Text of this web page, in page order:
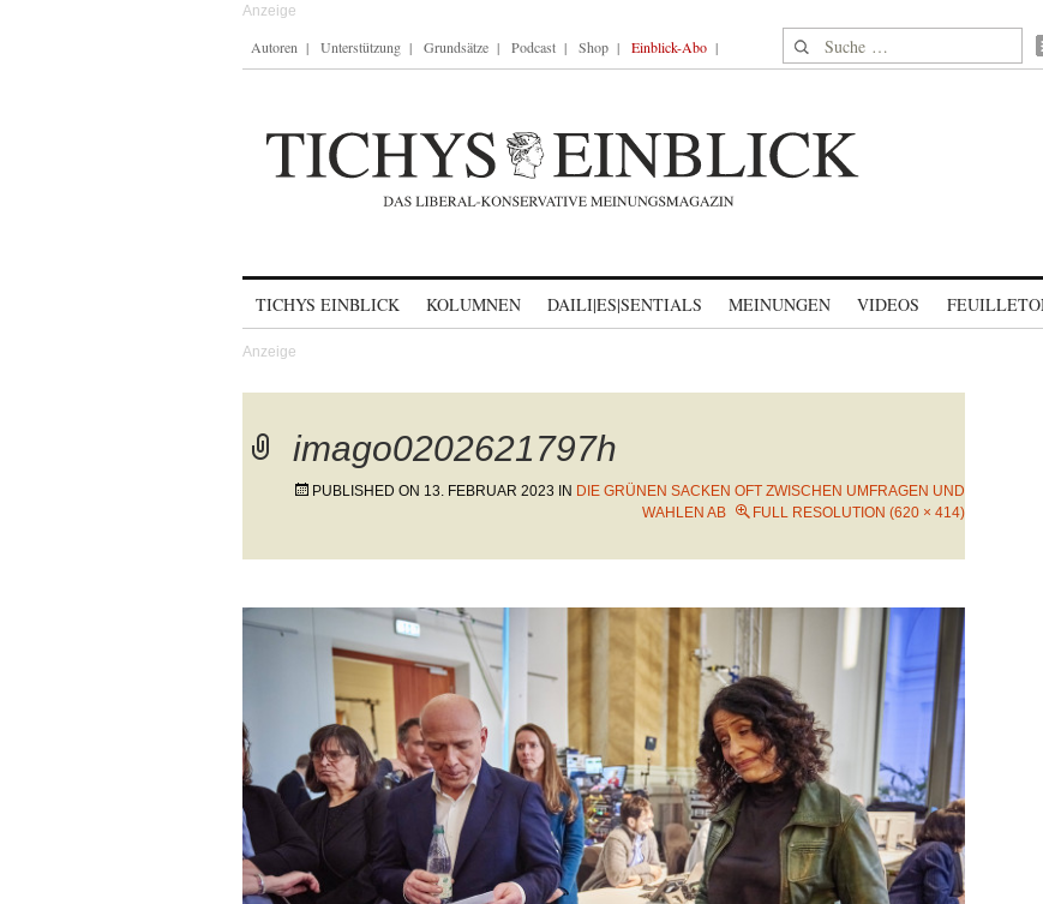
Autoren Unterstützung Grundsätze Podcast Shop Einblick-Abo Suche nach:
TICHYS EINBLICK KOLUMNEN DAILI|ES|SENTIALS MEINUNGEN VIDEOS
imago0202621797h
PUBLISHED ON 13. FEBRUAR 2023 IN DIE GRÜNEN SACKEN OFT ZWISCHEN UMFRAGEN UND
WAHLEN AB
FULL RESOLUTION (620 × 414)